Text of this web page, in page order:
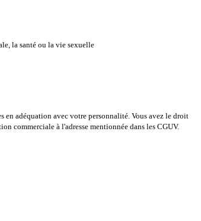
la santé ou la vie sexuelle
en adéquation avec votre personnalité. Vous avez le droit
commerciale à l'adresse mentionnée dans les CGUV.